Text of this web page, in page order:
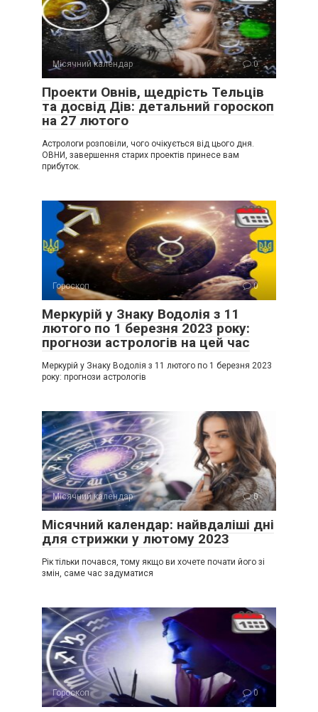
Місячний календар 0
Проекти Овнів, щедрість Тельців
та досвід Дів: детальний гороскоп
на 27 лютого
Астрологи розповіли, чого очікується від цього дня.
ОВНИ, завершення старих проектів принесе вам
прибуток.
Гороскоп 0
Меркурій у Знаку Водолія з 11
лютого по 1 березня 2023 року:
прогнози астрологів на цей час
Меркурій у Знаку Водолія з 11 лютого по 1 березня 2023
року: прогнози астрологів
Місячний календар 0
Місячний календар: найвдаліші дні
для стрижки у лютому 2023
Рік тільки почався, тому якщо ви хочете почати його зі
змін, саме час задуматися
Гороскоп 0